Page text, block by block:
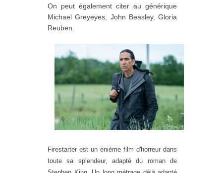
On peut également citer au générique
Michael Greyeyes, John Beasley, Gloria
Reuben.
Firestarter est un énième film d'horreur dans
toute sa splendeur, adapté du roman de